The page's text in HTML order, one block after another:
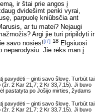
ir štai prie angos į
dvidešimt penki vyrai,
parpuolę kniūbsčia ant
ar tu matei? Nejaugi
Argi jie turi pripildyti ir
savo nosies![i7] 18 Elgsiuosi
neparodysiu. Jie rėks man į
pavydėti – ginti savo šlovę. Turbūt tai
2 Kar 21,7; 2 Kr 33,7.15). Ji buvo
pastatyta po Jošijo mirties, žydams
pavydėti – ginti savo šlovę. Turbūt tai
2 Kar 21,7; 2 Kr 33,7.15). Ji buvo